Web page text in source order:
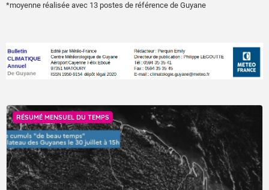
*moyenne réalisée avec 13 postes de référence de Guyane
RÉSUMÉ MENSUEL DU TEMPS